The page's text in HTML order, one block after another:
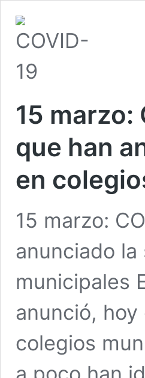
15 marzo:
que han
en
15 marzo:
anunciado
municipales
anunció,
colegios